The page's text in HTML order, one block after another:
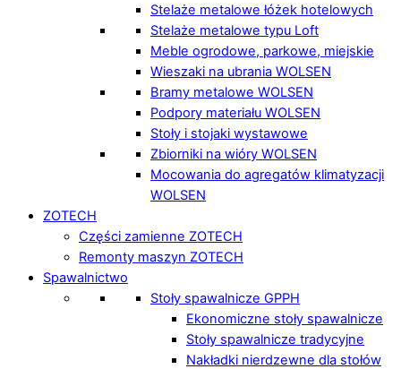
Stelaże metalowe łóżek hotelowych
Stelaże metalowe typu Loft
Meble ogrodowe, parkowe, miejskie
Wieszaki na ubrania WOLSEN
Bramy metalowe WOLSEN
Podpory materiału WOLSEN
Stoły i stojaki wystawowe
Zbiorniki na wióry WOLSEN
Mocowania do agregatów klimatyzacji
WOLSEN
ZOTECH
Części zamienne ZOTECH
Remonty maszyn ZOTECH
Spawalnictwo
Stoły spawalnicze GPPH
Ekonomiczne stoły spawalnicze
Stoły spawalnicze tradycyjne
Nakładki nierdzewne dla stołów